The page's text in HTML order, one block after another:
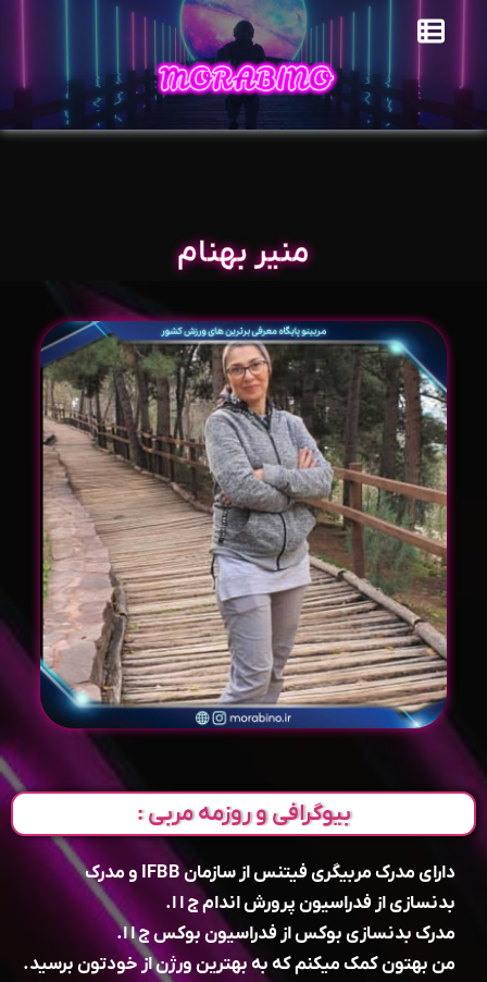
منیر بهنام
بیوگرافی و روزمه مربی :
دارای مدرک مربیگری فیتنس از سازمان IFBB و مدرک
بدنسازی از فدراسیون پرورش اندام ج ا ا.
مدرک بدنسازی بوکس از فدراسیون بوکس ج ا ا.
من بهتون کمک میکنم که به بهترین ورژن از خودتون برسید.